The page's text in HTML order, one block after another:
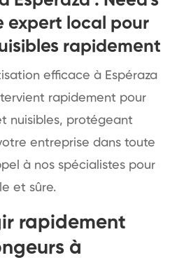
expert local pour
rapidement
efficace à Espéraza
rapidement pour
nuisibles, protégeant
entreprise dans toute
à nos spécialistes pour
et sûre.
rapidement
à